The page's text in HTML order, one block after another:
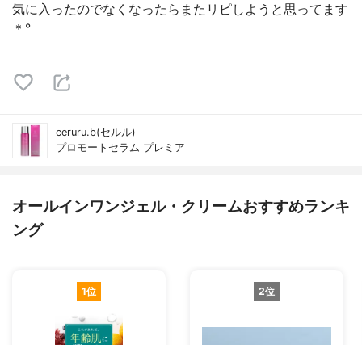
気に入ったのでなくなったらまたリピしようと思ってます
＊°
ceruru.b(セルル)
プロモートセラム プレミア
オールインワンジェル・クリームおすすめランキ
ング
1位 2位